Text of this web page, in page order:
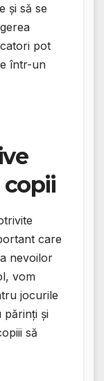
și să se
pot
într-un
care
nevoilor
vom
jocurile
părinți și
să